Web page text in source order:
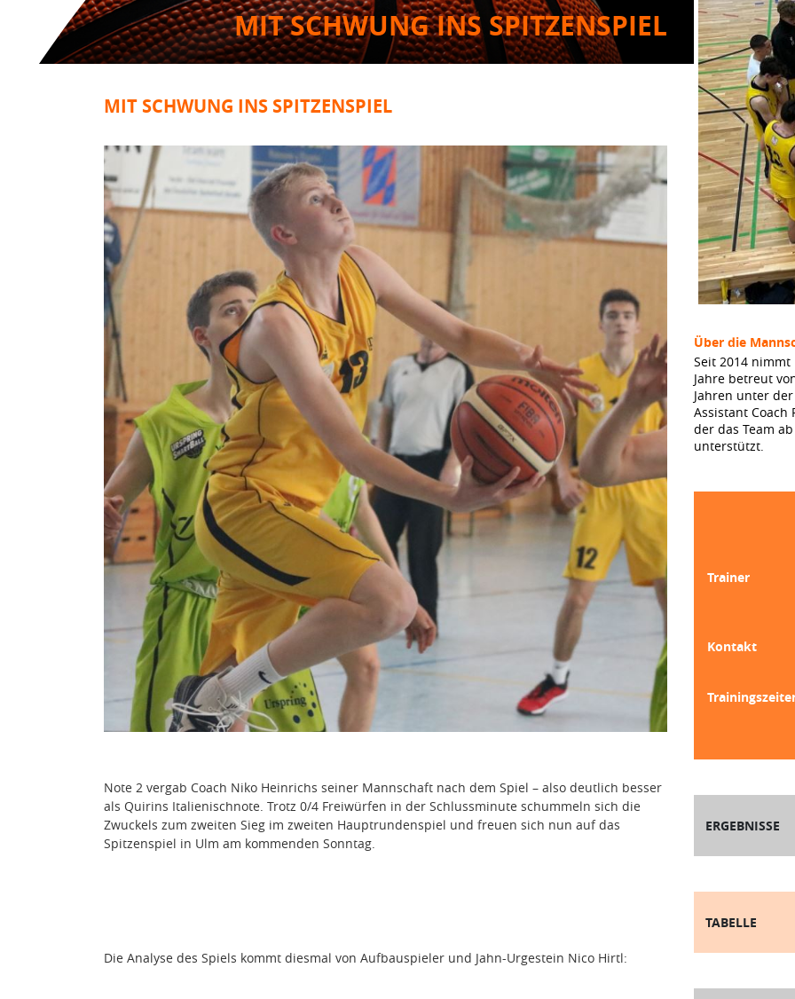
MIT SCHWUNG INS SPITZENSPIEL
MIT SCHWUNG INS SPITZENSPIEL
Note 2 vergab Coach Niko Heinrichs seiner Mannschaft nach dem Spiel – also deutlich besser
als Quirins Italienischnote. Trotz 0/4 Freiwürfen in der Schlussminute schummeln sich die
Zwuckels zum zweiten Sieg im zweiten Hauptrundenspiel und freuen sich nun auf das
Spitzenspiel in Ulm am kommenden Sonntag.
Die Analyse des Spiels kommt diesmal von Aufbauspieler und Jahn-Urgestein Nico Hirtl:
Über die
Seit 2014 nimmt
Jahre betreut
Jahren unter
Assistant Coach
der das Team
unterstützt.
Trainer
Kontakt
ERGEBNISSE
TABELLE